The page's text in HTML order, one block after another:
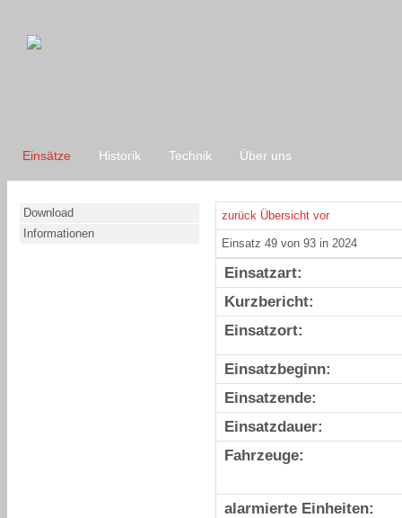
Einsätze Historik Technik Über uns
Download
Informationen
zurück Übersicht vor
Einsatz 49 von 93 in 2024
Einsatzart:
Kurzbericht:
Einsatzort:
Einsatzbeginn:
Einsatzende:
Einsatzdauer:
Fahrzeuge:
alarmierte Einheiten: